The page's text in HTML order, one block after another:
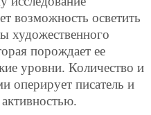
возможность осветить
художественного
порождает ее
уровни. Количество и
оперирует писатель и